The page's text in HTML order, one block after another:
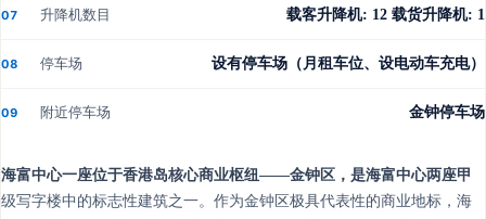
07 升降机数目 载客升降机: 12 载货升降机: 1
08 停车场 设有停车场（月租车位、设电动车充电）
09 附近停车场 金钟停车场
海富中心一座位于香港岛核心商业枢纽——金钟区，是海富中心两座甲
级写字楼中的标志性建筑之一。作为金钟区极具代表性的商业地标，海